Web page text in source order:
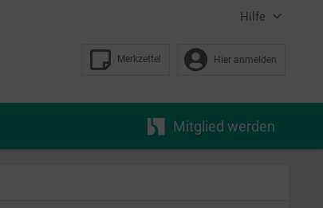
Hilfe
Merkzettel Hier anmelden
Mitglied werden